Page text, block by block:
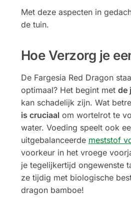
Met deze aspecten in
de tuin.
Hoe Verzorg je
De Fargesia Red Dragon
optimaal? Het begint met de
kan schadelijk zijn. Wat
is cruciaal om wortelrot te
water. Voeding speelt ook
uitgebalanceerde meststof
voorkeur in het vroege
je tegelijkertijd ongewenste
ze tijdig met biologische
dragon bamboe!